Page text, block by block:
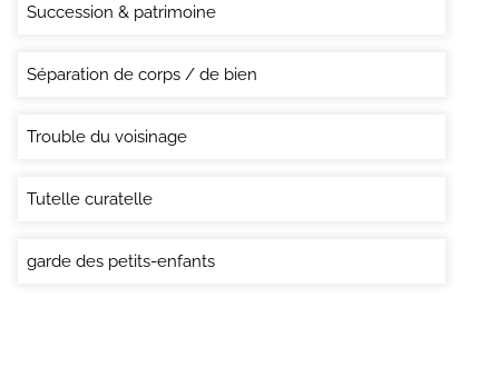
Succession & patrimoine
Séparation de corps / de bien
Trouble du voisinage
Tutelle curatelle
garde des petits-enfants